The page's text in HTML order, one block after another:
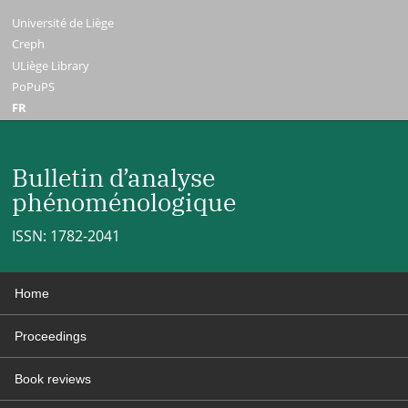
Université de Liège
Creph
ULiège Library
PoPuPS
FR
Bulletin d’analyse
phénoménologique
ISSN: 1782-2041
Home
Proceedings
Book reviews